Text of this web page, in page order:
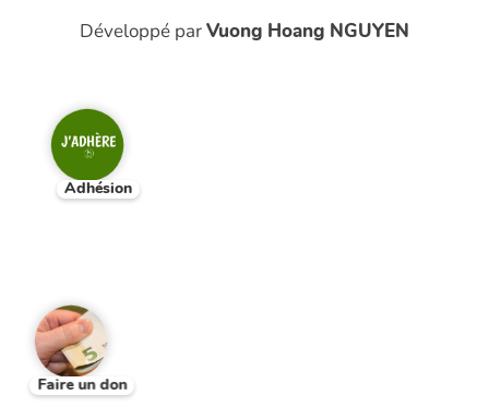
Développé parVuong Hoang NGUYEN
Adhésion
Faire un don